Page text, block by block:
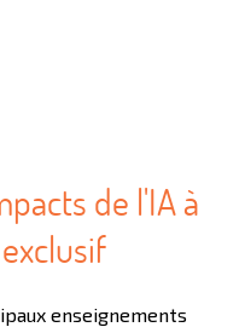
de l'IA à
enseignements